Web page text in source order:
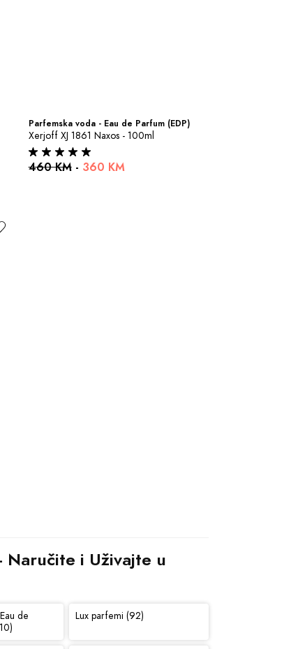
Parfemska voda - Eau de Parfum (EDP)
Xerjoff XJ 1861 Naxos - 100ml
460 KM- 360 KM
Naručite i Uživajte u
de
Lux parfemi (92)